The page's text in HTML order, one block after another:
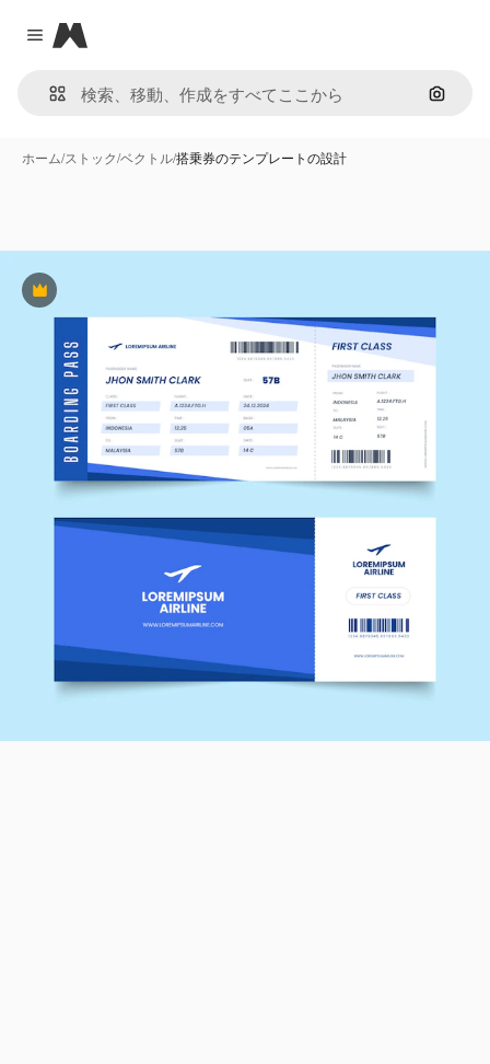
Close menu
Magnific
画像で
ホーム/ストック/ベクトル/搭乗券のテンプレートの設計
Premium